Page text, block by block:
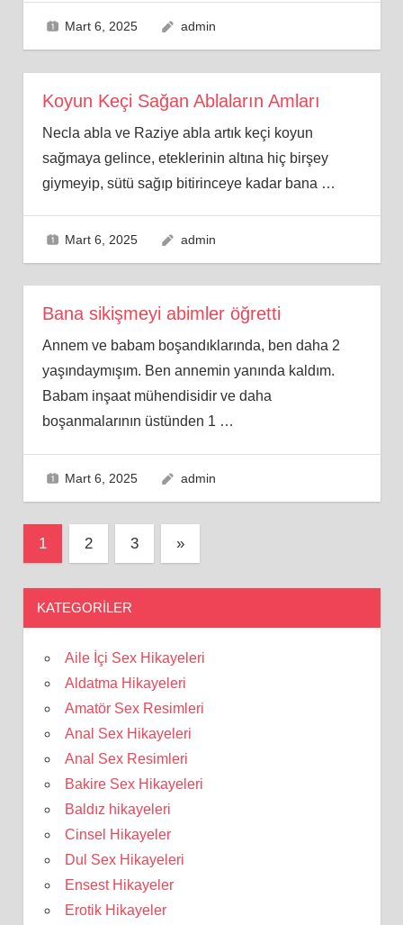
Mart 6, 2025 admin
Koyun Keçi Sağan Ablaların Amları
Necla abla ve Raziye abla artık keçi koyun
sağmaya gelince, eteklerinin altına hiç birşey
giymeyip, sütü sağıp bitirinceye kadar bana …
Mart 6, 2025 admin
Bana sikişmeyi abimler öğretti
Annem ve babam boşandıklarında, ben daha 2
yaşındaymışım. Ben annemin yanında kaldım.
Babam inşaat mühendisidir ve daha
boşanmalarının üstünden 1 …
Mart 6, 2025 admin
Yazı
1 2 3
Next
Posts
»
KATEGORILER
Aile İçi Sex Hikayeleri
Aldatma Hikayeleri
Amatör Sex Resimleri
Anal Sex Hikayeleri
Anal Sex Resimleri
Bakire Sex Hikayeleri
Baldız hikayeleri
Cinsel Hikayeler
Dul Sex Hikayeleri
Ensest Hikayeler
Erotik Hikayeler